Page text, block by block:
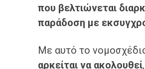
που βελτιώνεται
παράδοση με
Με αυτό το
αρκείται να ακολουθεί